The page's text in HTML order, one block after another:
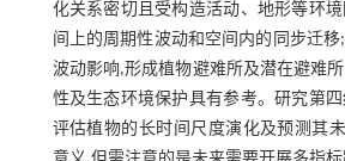
化关系密切且受构造活动、地形等环
间上的周期性波动和空间内的同步迁
波动影响,形成植物避难所及潜在避难
性及生态环境保护具有参考。研究第
评估植物的长时间尺度演化及预测其